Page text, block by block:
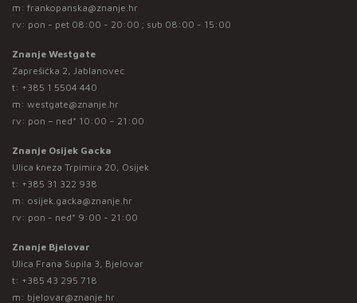
m: frankopanska@znanje.hr
rv: pon - pet 08:00 - 20:00 ; sub 08:00 - 15:00
Znanje Westgate
Zaprešićka 2, Jablanovec
t: +385 1 5504 440
m: westgate@znanje.hr
rv: pon – ned* 10:00 – 21:00
Znanje Osijek Gacka
Ulica kneza Trpimira 20, Osijek
t: +385 31 322 938
m: osijek.gacka@znanje.hr
rv: pon - ned* 9:00 - 21:00
Znanje Bjelovar
Ulica Frana Supila 3, Bjelovar
t: +385 43 295 718
m: bjelovar@znanje.hr